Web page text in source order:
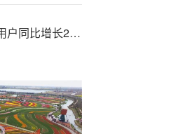
京!东A!PP双11活跃用户同比增长24.7%